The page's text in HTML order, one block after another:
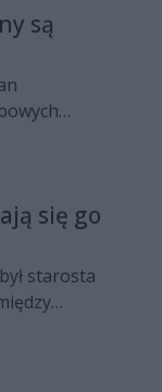
są
się go
starosta